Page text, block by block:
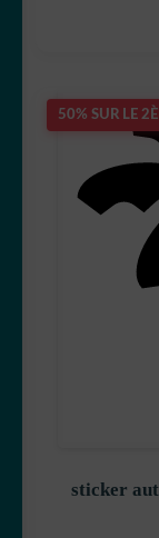
50% SUR LE
sticker